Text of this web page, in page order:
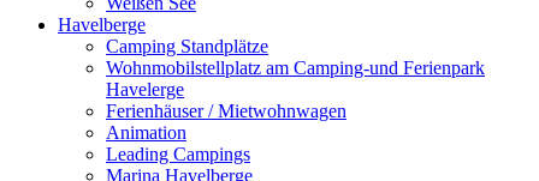
Havelberge
Camping Standplätze
Wohnmobilstellplatz am Camping-und Ferienpark
Havelerge
Ferienhäuser / Mietwohnwagen
Animation
Leading Campings
Marina Havelberge